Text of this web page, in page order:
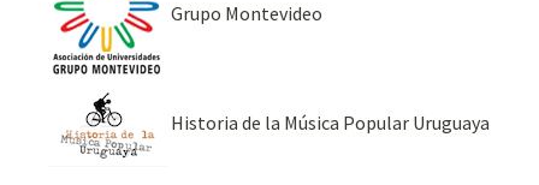
Grupo Montevideo
Historia de la Música Popular Uruguaya